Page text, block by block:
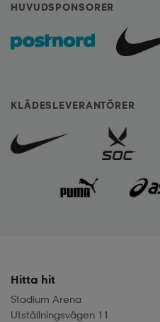
HUVUDSPONSORER
KLÄDESLEVERANTÖRER
Hitta hit
Stadium Arena
Utställningsvägen 11